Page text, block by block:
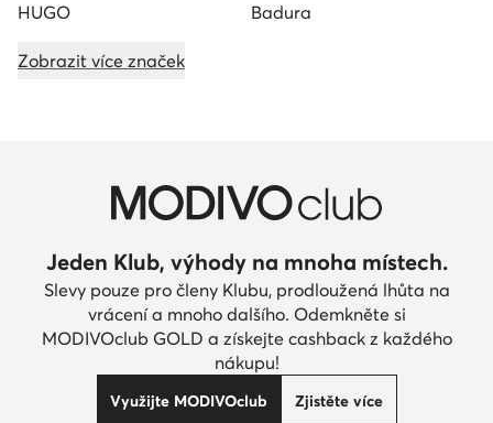
HUGO Badura
Zobrazit více značek
Jeden Klub, výhody na mnoha místech.
Slevy pouze pro členy Klubu, prodloužená lhůta na
vrácení a mnoho dalšího. Odemkněte si
MODIVOclub GOLD a získejte cashback z každého
nákupu!
Využijte MODIVOclub Zjistěte více